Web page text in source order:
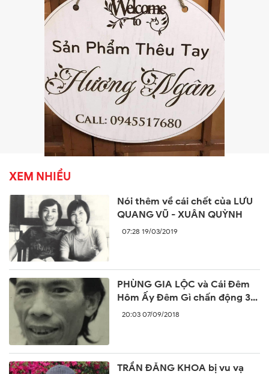
XEM NHIỀU
Nói thêm về cái chết của LƯU
QUANG VŨ - XUÂN QUỲNH
07:28 19/03/2019
PHÙNG GIA LỘC và Cái Đêm
Hôm Ấy Đêm Gì chấn động 30
năm trước
20:03 07/09/2018
TRẦN ĐĂNG KHOA bị vu vạ